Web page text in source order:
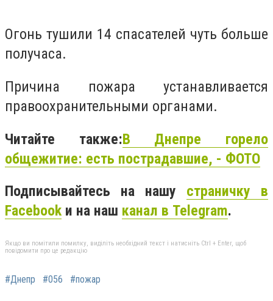
Огонь тушили 14 спасателей чуть больше
получаса.
Причина пожара устанавливается
правоохранительными органами.
Читайте также:В Днепре горело
общежитие: есть пострадавшие, - ФОТО
Подписывайтесь на нашу страничку в
Facebook и на наш канал в Telegram.
Якщо ви помітили помилку, виділіть необхідний текст і натисніть Ctrl + Enter, щоб
повідомити про це редакцію
#Днепр #056 #пожар